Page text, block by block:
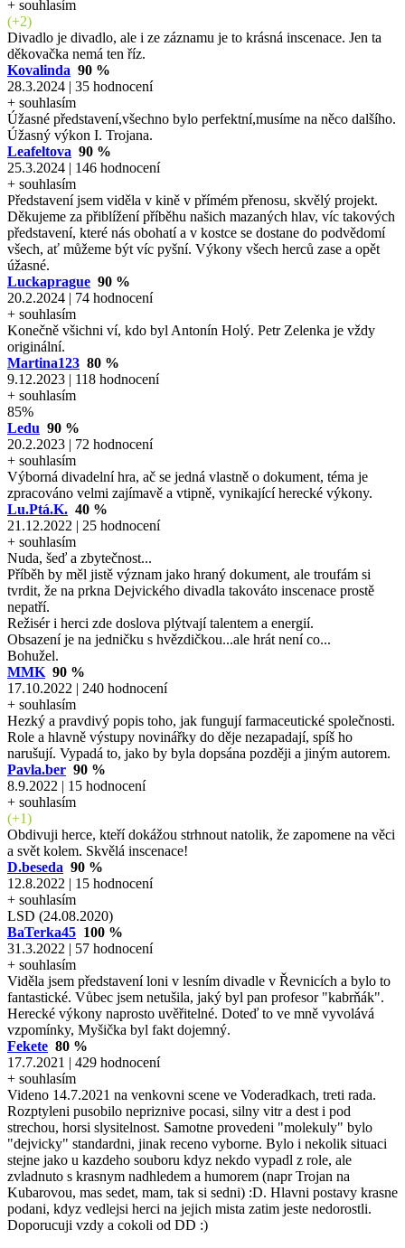
+ souhlasím
(+2)
Divadlo je divadlo, ale i ze záznamu je to krásná inscenace. Jen ta
děkovačka nemá ten říz.
Kovalinda 90 %
28.3.2024 | 35 hodnocení
+ souhlasím
Úžasné představení,všechno bylo perfektní,musíme na něco dalšího.
Úžasný výkon I. Trojana.
Leafeltova 90 %
25.3.2024 | 146 hodnocení
+ souhlasím
Představení jsem viděla v kině v přímém přenosu, skvělý projekt.
Děkujeme za přiblížení příběhu našich mazaných hlav, víc takových
představení, které nás obohatí a v kostce se dostane do podvědomí
všech, ať můžeme být víc pyšní. Výkony všech herců zase a opět
úžasné.
Luckaprague 90 %
20.2.2024 | 74 hodnocení
+ souhlasím
Konečně všichni ví, kdo byl Antonín Holý. Petr Zelenka je vždy
originální.
Martina123 80 %
9.12.2023 | 118 hodnocení
+ souhlasím
85%
Ledu 90 %
20.2.2023 | 72 hodnocení
+ souhlasím
Výborná divadelní hra, ač se jedná vlastně o dokument, téma je
zpracováno velmi zajímavě a vtipně, vynikající herecké výkony.
Lu.Ptá.K. 40 %
21.12.2022 | 25 hodnocení
+ souhlasím
Nuda, šeď a zbytečnost...
Příběh by měl jistě význam jako hraný dokument, ale troufám si
tvrdit, že na prkna Dejvického divadla takováto inscenace prostě
nepatří.
Režisér i herci zde doslova plýtvají talentem a energií.
Obsazení je na jedničku s hvězdičkou...ale hrát není co...
Bohužel.
MMK 90 %
17.10.2022 | 240 hodnocení
+ souhlasím
Hezký a pravdivý popis toho, jak fungují farmaceutické společnosti.
Role a hlavně výstupy novinářky do děje nezapadají, spíš ho
narušují. Vypadá to, jako by byla dopsána později a jiným autorem.
Pavla.ber 90 %
8.9.2022 | 15 hodnocení
+ souhlasím
(+1)
Obdivuji herce, kteří dokážou strhnout natolik, že zapomene na věci
a svět kolem. Skvělá inscenace!
D.beseda 90 %
12.8.2022 | 15 hodnocení
+ souhlasím
LSD (24.08.2020)
BaTerka45 100 %
31.3.2022 | 57 hodnocení
+ souhlasím
Viděla jsem představení loni v lesním divadle v Řevnicích a bylo to
fantastické. Vůbec jsem netušila, jaký byl pan profesor "kabrňák".
Herecké výkony naprosto uvěřitelné. Doteď to ve mně vyvolává
vzpomínky, Myšička byl fakt dojemný.
Fekete 80 %
17.7.2021 | 429 hodnocení
+ souhlasím
Videno 14.7.2021 na venkovni scene ve Voderadkach, treti rada.
Rozptyleni pusobilo nepriznive pocasi, silny vitr a dest i pod
strechou, horsi slysitelnost. Samotne provedeni "molekuly" bylo
"dejvicky" standardni, jinak receno vyborne. Bylo i nekolik situaci
stejne jako u kazdeho souboru kdyz nekdo vypadl z role, ale
zvladnuto s krasnym nadhledem a humorem (napr Trojan na
Kubarovou, mas sedet, mam, tak si sedni) :D. Hlavni postavy krasne
podani, kdyz vedlejsi herci na jejich mista zatim jeste nedorostli.
Doporucuji vzdy a cokoli od DD :)